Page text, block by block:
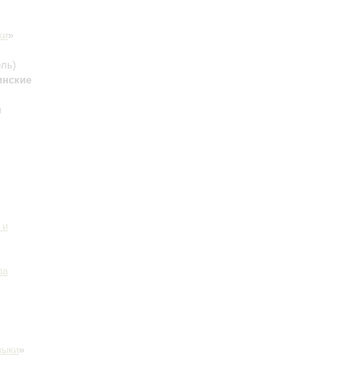
»
»